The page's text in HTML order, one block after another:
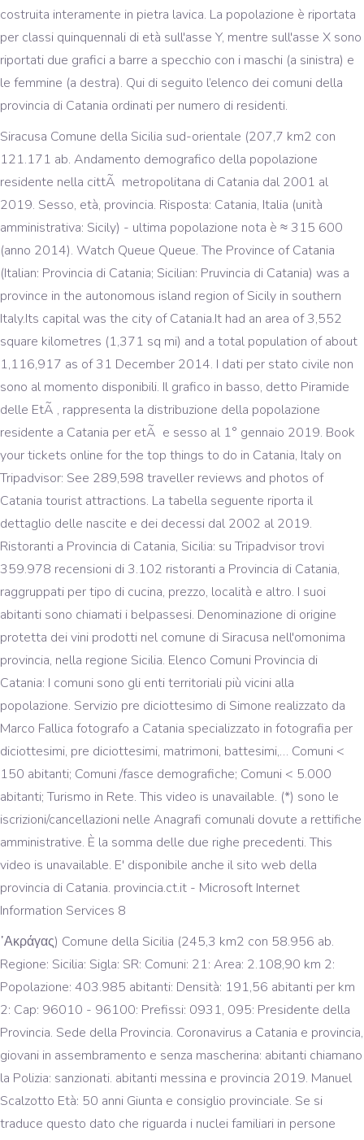
costruita interamente in pietra lavica. La popolazione è riportata
per classi quinquennali di età sull'asse Y, mentre sull'asse X sono
riportati due grafici a barre a specchio con i maschi (a sinistra) e
le femmine (a destra). Qui di seguito l’elenco dei comuni della
provincia di Catania ordinati per numero di residenti.
Siracusa Comune della Sicilia sud-orientale (207,7 km2 con
121.171 ab. Andamento demografico della popolazione
residente nella cittÃ metropolitana di Catania dal 2001 al
2019. Sesso, età, provincia. Risposta: Catania, Italia (unità
amministrativa: Sicily) - ultima popolazione nota è ≈ 315 600
(anno 2014). Watch Queue Queue. The Province of Catania
(Italian: Provincia di Catania; Sicilian: Pruvincia di Catania) was a
province in the autonomous island region of Sicily in southern
Italy.Its capital was the city of Catania.It had an area of 3,552
square kilometres (1,371 sq mi) and a total population of about
1,116,917 as of 31 December 2014. I dati per stato civile non
sono al momento disponibili. Il grafico in basso, detto Piramide
delle EtÃ , rappresenta la distribuzione della popolazione
residente a Catania per etÃ e sesso al 1° gennaio 2019. Book
your tickets online for the top things to do in Catania, Italy on
Tripadvisor: See 289,598 traveller reviews and photos of
Catania tourist attractions. La tabella seguente riporta il
dettaglio delle nascite e dei decessi dal 2002 al 2019.
Ristoranti a Provincia di Catania, Sicilia: su Tripadvisor trovi
359.978 recensioni di 3.102 ristoranti a Provincia di Catania,
raggruppati per tipo di cucina, prezzo, località e altro. I suoi
abitanti sono chiamati i belpassesi. Denominazione di origine
protetta dei vini prodotti nel comune di Siracusa nell'omonima
provincia, nella regione Sicilia. Elenco Comuni Provincia di
Catania: I comuni sono gli enti territoriali più vicini alla
popolazione. Servizio pre diciottesimo di Simone realizzato da
Marco Fallica fotografo a Catania specializzato in fotografia per
diciottesimi, pre diciottesimi, matrimoni, battesimi,… Comuni <
150 abitanti; Comuni /fasce demografiche; Comuni < 5.000
abitanti; Turismo in Rete. This video is unavailable. (*) sono le
iscrizioni/cancellazioni nelle Anagrafi comunali dovute a rettifiche
amministrative. È la somma delle due righe precedenti. This
video is unavailable. E' disponibile anche il sito web della
provincia di Catania. provincia.ct.it - Microsoft Internet
Information Services 8
᾿Ακράγας) Comune della Sicilia (245,3 km2 con 58.956 ab.
Regione: Sicilia: Sigla: SR: Comuni: 21: Area: 2.108,90 km 2:
Popolazione: 403.985 abitanti: Densità: 191,56 abitanti per km
2: Cap: 96010 - 96100: Prefissi: 0931, 095: Presidente della
Provincia. Sede della Provincia. Coronavirus a Catania e provincia,
giovani in assembramento e senza mascherina: abitanti chiamano
la Polizia: sanzionati. abitanti messina e provincia 2019. Manuel
Scalzotto Età: 50 anni Giunta e consiglio provinciale. Se si
traduce questo dato che riguarda i nuclei familiari in persone